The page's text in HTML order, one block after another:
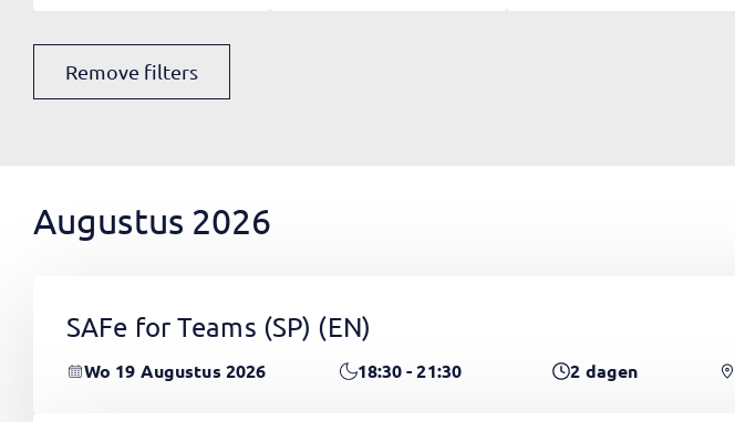
Remove filters
Augustus 2026
SAFe for Teams (SP) (EN)
Wo 19 Augustus 2026 18:30 - 21:30 2 dagen